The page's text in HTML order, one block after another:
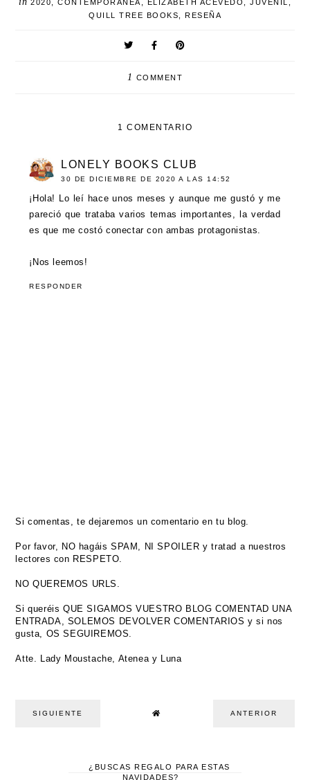
2020 ,CONTEMPORÁNEA ELIZABETH ACEVEDO ,JUVENIL
QUILL TREE BOOKS
RESEÑA
1 COMMENT
1 COMENTARIO
LONELY BOOKS CLUB
30 DE DICIEMBRE DE 2020 A LAS 14:52
¡Hola! Lo leí hace unos meses y aunque me gustó y me
pareció que trataba varios temas importantes, la verdad
es que me costó conectar con ambas protagonistas.
¡Nos leemos!
RESPONDER
Si comentas, te dejaremos un comentario en tu blog.
Por favor, NO hagáis SPAM, NI SPOILER y tratad a nuestros
lectores con RESPETO.
NO QUEREMOS URLS.
Si queréis QUE SIGAMOS VUESTRO BLOG COMENTAD UNA
ENTRADA, SOLEMOS DEVOLVER COMENTARIOS y si nos
gusta, OS SEGUIREMOS.
Atte. Lady Moustache, Atenea y Luna
SIGUIENTE ANTERIOR
¿BUSCAS REGALO PARA ESTAS
NAVIDADES?